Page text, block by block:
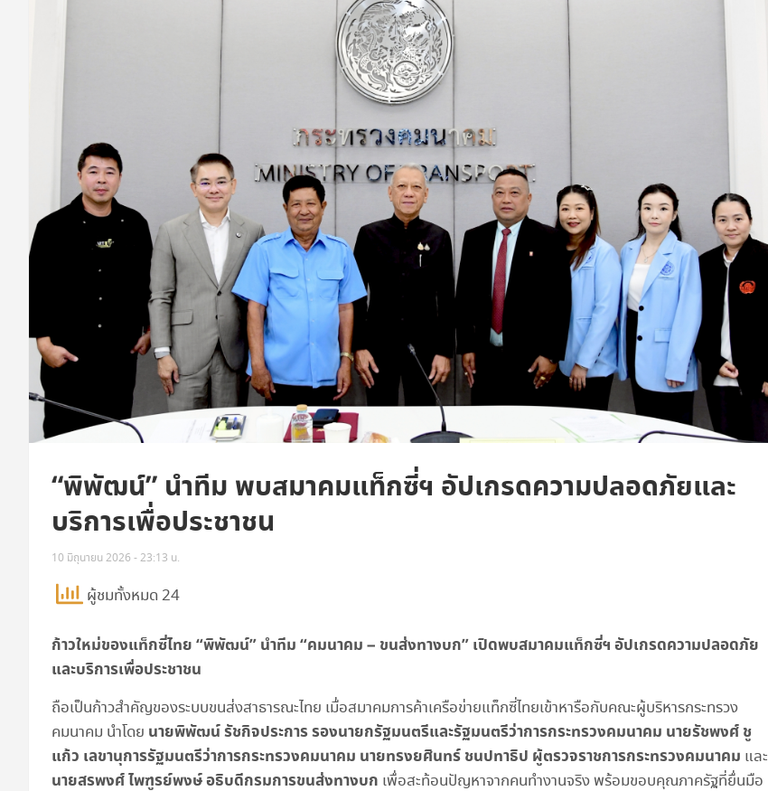
“พิพัฒน์” นำทีม พบสมาคมแท็กซี่ฯ อัปเกรดความปลอดภัยและ
บริการเพื่อประชาชน
10 มิถุนายน 2026 - 23:13 น.
ผู้ชมทั้งหมด 24
ก้าวใหม่ของแท็กซี่ไทย “พิพัฒน์” นำทีม “คมนาคม – ขนส่งทางบก” เปิดพบสมาคมแท็กซี่ฯ อัปเกรดความปลอดภัย
และบริการเพื่อประชาชน
ถือเป็นก้าวสำคัญของระบบขนส่งสาธารณะไทย เมื่อสมาคมการค้าเครือข่ายแท็กซี่ไทยเข้าหารือกับคณะผู้บริหารกระทรวง
คมนาคม นำโดย นายพิพัฒน์ รัชกิจประการ รองนายกรัฐมนตรีและรัฐมนตรีว่าการกระทรวงคมนาคม นายรัชพงศ์ ชู
แก้ว เลขานุการรัฐมนตรีว่าการกระทรวงคมนาคม นายทรงยศินทร์ ชนปทาธิป ผู้ตรวจราชการกระทรวงคมนาคม และ
นายสรพงศ์ ไพฑูรย์พงษ์ อธิบดีกรมการขนส่งทางบก เพื่อสะท้อนปัญหาจากคนทำงานจริง พร้อมขอบคุณภาครัฐที่ยื่นมือ